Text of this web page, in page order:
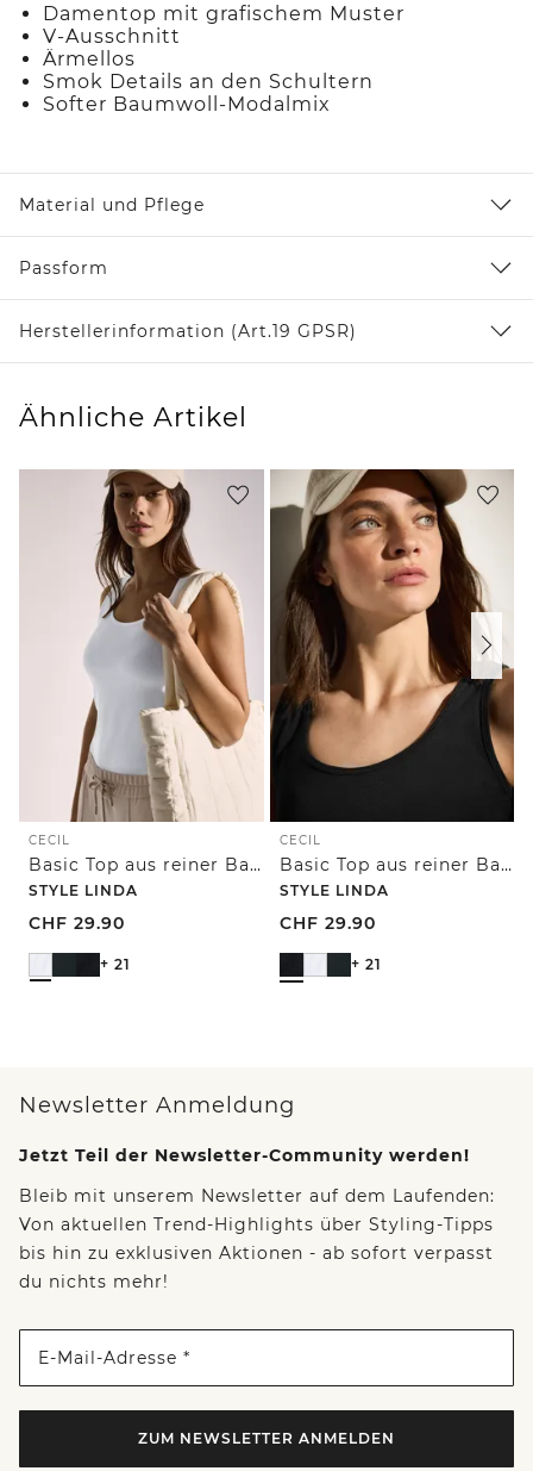
Damentop mit grafischem Muster
V-Ausschnitt
Ärmellos
Smok Details an den Schultern
Softer Baumwoll-Modalmix
Material und Pflege
Passform
Herstellerinformation (Art.19 GPSR)
Ähnliche Artikel
CECIL
Basic Top aus reiner Baumwolle
STYLE LINDA
CHF 29.90
+ 21
CECIL
Basic Top aus reiner Baumwolle
STYLE LINDA
CHF 29.90
+ 21
Newsletter Anmeldung
Jetzt Teil der Newsletter-Community werden!
Bleib mit unserem Newsletter auf dem Laufenden:
Von aktuellen Trend-Highlights über Styling-Tipps
bis hin zu exklusiven Aktionen - ab sofort verpasst
du nichts mehr!
E-Mail-Adresse *
ZUM NEWSLETTER ANMELDEN